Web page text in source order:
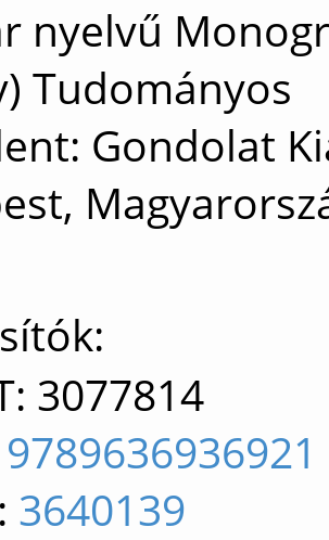
nyelvű
Tudományos
Gondolat
3077814
9789636936921
3640139